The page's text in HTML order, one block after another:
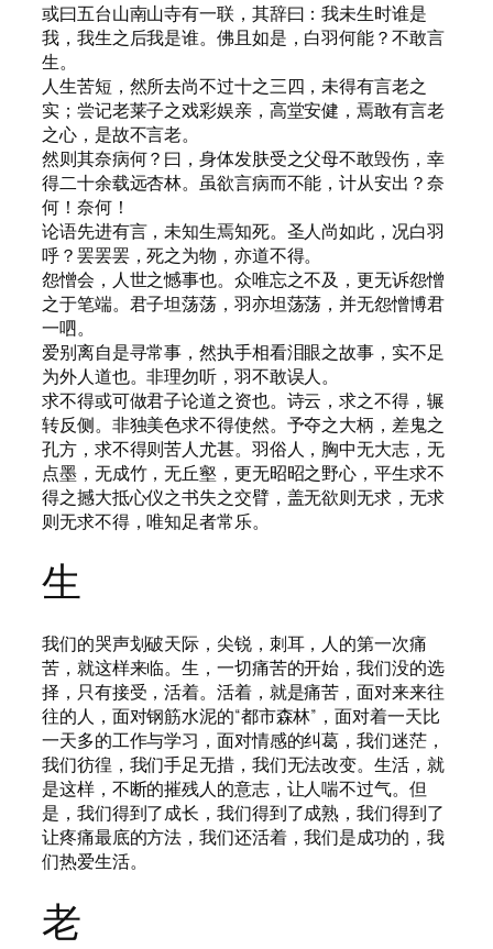
或曰五台山南山寺有一联，其辞曰：我未生时谁是
我，我生之后我是谁。佛且如是，白羽何能？不敢言
生。
人生苦短，然所去尚不过十之三四，未得有言老之
实；尝记老莱子之戏彩娱亲，高堂安健，焉敢有言老
之心，是故不言老。
然则其奈病何？曰，身体发肤受之父母不敢毁伤，幸
得二十余载远杏林。虽欲言病而不能，计从安出？奈
何！奈何！
论语先进有言，未知生焉知死。圣人尚如此，况白羽
呼？罢罢罢，死之为物，亦道不得。
怨憎会，人世之憾事也。众唯忘之不及，更无诉怨憎
之于笔端。君子坦荡荡，羽亦坦荡荡，并无怨憎博君
一呬。
爱别离自是寻常事，然执手相看泪眼之故事，实不足
为外人道也。非理勿听，羽不敢误人。
求不得或可做君子论道之资也。诗云，求之不得，辗
转反侧。非独美色求不得使然。予夺之大柄，差鬼之
孔方，求不得则苦人尤甚。羽俗人，胸中无大志，无
点墨，无成竹，无丘壑，更无昭昭之野心，平生求不
得之撼大抵心仪之书失之交臂，盖无欲则无求，无求
则无求不得，唯知足者常乐。
生
我们的哭声划破天际，尖锐，刺耳，人的第一次痛
苦，就这样来临。生，一切痛苦的开始，我们没的选
择，只有接受，活着。活着，就是痛苦，面对来来往
往的人，面对钢筋水泥的“都市森林”，面对着一天比
一天多的工作与学习，面对情感的纠葛，我们迷茫，
我们彷徨，我们手足无措，我们无法改变。生活，就
是这样，不断的摧残人的意志，让人喘不过气。但
是，我们得到了成长，我们得到了成熟，我们得到了
让疼痛最底的方法，我们还活着，我们是成功的，我
们热爱生活。
老